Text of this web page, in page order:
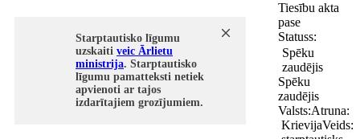
Starptautisko līgumu
uzskaiti veic Ārlietu
ministrija. Starptautisko
līgumu pamatteksti netiek
apvienoti ar tajos
izdarītajiem grozījumiem.
Tiesību akta
pase
Statuss:
Spēku
zaudējis
Spēku
zaudējis
Valsts:
KrievijaVeids:
Atruna: